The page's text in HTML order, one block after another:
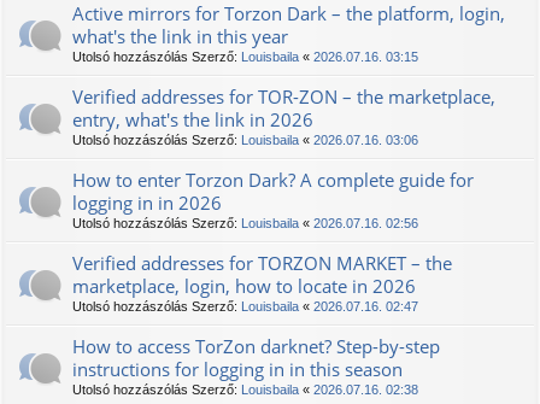
Active mirrors for Torzon Dark – the platform, login,
what's the link in this year
Utolsó hozzászólás Szerző: Louisbaila « 2026.07.16. 03:15
Verified addresses for TOR-ZON – the marketplace,
entry, what's the link in 2026
Utolsó hozzászólás Szerző: Louisbaila « 2026.07.16. 03:06
How to enter Torzon Dark? A complete guide for
logging in in 2026
Utolsó hozzászólás Szerző: Louisbaila « 2026.07.16. 02:56
Verified addresses for TORZON MARKET – the
marketplace, login, how to locate in 2026
Utolsó hozzászólás Szerző: Louisbaila « 2026.07.16. 02:47
How to access TorZon darknet? Step-by-step
instructions for logging in in this season
Utolsó hozzászólás Szerző: Louisbaila « 2026.07.16. 02:38